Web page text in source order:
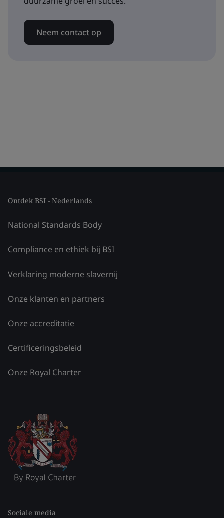
Neem contact op
Ontdek BSI - Nederlands
National Standards Body
Compliance en ethiek bij BSI
Verklaring moderne slavernij
Onze klanten en partners
Onze accreditatie
Certificeringsbeleid
Onze Royal Charter
Sociale media